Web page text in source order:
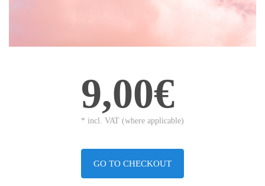
9,00€
* incl. VAT (where applicable)
GO TO CHECKOUT